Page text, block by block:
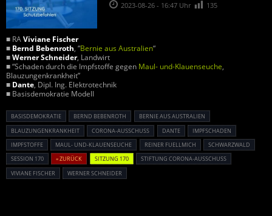
2023-08-26 - 16:47 Uhr 135
■ RAViviane Fischer
■ Bernd Bebenroth, “Bernie aus Australien“
■Werner Schneider, Landwirt
■ “Schaden durch die Impfstoffe gegen Maul- und-Klauenseuche,
Blauzungenkrankheit”
■ Dante, Dipl. Ing. Elektrotechnik
■ Basisdemokratie Modell
BASISDEMOKRATIE BERND BEBENROTH
BERNIE AUS AUSTRALIEN
BLAUZUNGENKRANKHEIT
CORONA-AUSSCHUSS DANTE
IMPFSCHADEN
IMPFSTOFFE
MAUL- UND-KLAUENSEUCHE REINER FUELLMICH
SCHWARZWALD
SESSION 170
« ZURÜCK SITZUNG 170
STIFTUNG CORONA-AUSSCHUSS
VIVIANE FISCHER
WERNER SCHNEIDER